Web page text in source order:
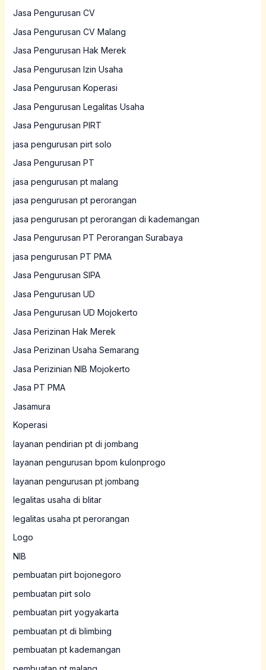
Jasa Pengurusan CV
Jasa Pengurusan CV Malang
Jasa Pengurusan Hak Merek
Jasa Pengurusan Izin Usaha
Jasa Pengurusan Koperasi
Jasa Pengurusan Legalitas Usaha
Jasa Pengurusan PIRT
jasa pengurusan pirt solo
Jasa Pengurusan PT
jasa pengurusan pt malang
jasa pengurusan pt perorangan
jasa pengurusan pt perorangan di kademangan
Jasa Pengurusan PT Perorangan Surabaya
jasa pengurusan PT PMA
Jasa Pengurusan SIPA
Jasa Pengurusan UD
Jasa Pengurusan UD Mojokerto
Jasa Perizinan Hak Merek
Jasa Perizinan Usaha Semarang
Jasa Perizinian NIB Mojokerto
Jasa PT PMA
Jasamura
Koperasi
layanan pendirian pt di jombang
layanan pengurusan bpom kulonprogo
layanan pengurusan pt jombang
legalitas usaha di blitar
legalitas usaha pt perorangan
Logo
NIB
pembuatan pirt bojonegoro
pembuatan pirt solo
pembuatan pirt yogyakarta
pembuatan pt di blimbing
pembuatan pt kademangan